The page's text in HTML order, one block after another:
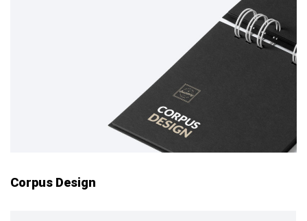
Corpus Design